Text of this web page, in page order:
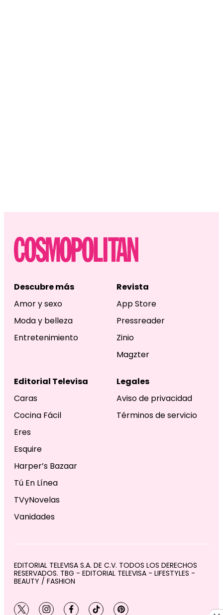
Descubre más
Amor y sexo
Moda y belleza
Entretenimiento
Revista
App Store
Pressreader
Zinio
Magzter
Editorial Televisa
Caras
Cocina Fácil
Eres
Esquire
Harper’s Bazaar
Tú En Línea
TVyNovelas
Vanidades
Legales
Aviso de privacidad
Términos de servicio
EDITORIAL TELEVISA S.A. DE C.V. TODOS LOS DERECHOS
RESERVADOS. TBG - EDITORIAL TELEVISA - LIFESTYLES -
BEAUTY / FASHION